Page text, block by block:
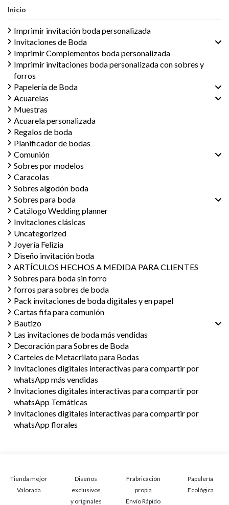
Inicio
Imprimir invitación boda personalizada
Invitaciones de Boda
Imprimir Complementos boda personalizada
Imprimir invitaciones boda personalizada con sobres y
forros
Papelería de Boda
Acuarelas
Muestras
Acuarela personalizada
Regalos de boda
Planificador de bodas
Comunión
Sobres por modelos
Caracolas
Sobres algodón boda
Sobres para boda
Catálogo Wedding planner
Invitaciones clásicas
Uncategorized
Joyería Felizia
Diseño invitación boda
ARTÍCULOS HECHOS A MEDIDA PARA CLIENTES
Sobres para boda sin forro
forros para sobres de boda
Pack invitaciones de boda digitales y en papel
Cartas fifa para comunión
Bautizo
Las invitaciones de boda más vendidas
Decoración para Sobres de Boda
Carteles de Metacrilato para Bodas
Invitaciones digitales interactivas para compartir por
whatsApp más vendidas
Invitaciones digitales interactivas para compartir por
whatsApp Temáticas
Invitaciones digitales interactivas para compartir por
whatsApp florales
Tienda mejor
Valorada
Diseños
exclusivos
y originales
Frabricación
propia
Envío Rápido
Papelería
Ecológica